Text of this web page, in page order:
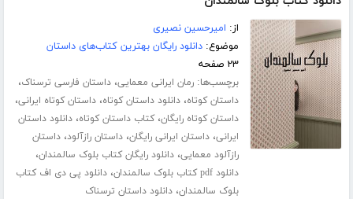
از: امیرحسین نصیری
موضوع:دانلود رایگان بهترین کتاب‌های داستان
۲۳ صفحه
برچسب‌ها:رمان ایرانی معمایی،داستان فارسی ترسناک،
داستان کوتاه،دانلود داستان کوتاه،داستان کوتاه ایرانی،
داستان کوتاه رایگان،کتاب داستان کوتاه،دانلود داستان
ایرانی،داستان ایرانی رایگان،داستان رازآلود،داستان
رازآلود معمایی،دانلود رایگان کتاب بلوک سالمندان،
دانلود pdf کتاب بلوک سالمندان ،دانلود پی دی اف کتاب
بلوک سالمندان،دانلود داستان ترسناک